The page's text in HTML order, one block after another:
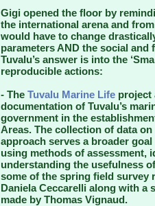
Gigi opened the floor by
the international arena and
would have to change
parameters AND the social
Tuvalu’s answer is into the
reproducible actions:
- The Tuvalu Marine Life project
documentation of Tuvalu’s
government in the
Areas. The collection of data
approach serves a broader
using methods of assessment,
understanding the usefulness
some of the spring field survey
Daniela Ceccarelli along with a
made by Thomas Vignaud.